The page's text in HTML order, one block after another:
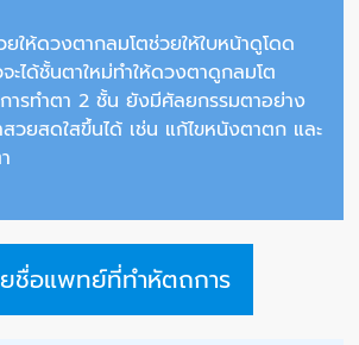
ให้ดวงตากลมโตช่วยให้ใบหน้าดูโดด
ะได้ชั้นตาใหม่ทำให้ดวงตาดูกลมโต
ารทำตา 2 ชั้น ยังมีศัลยกรรมตาอย่าง
วยสดใสขึ้นได้ เช่น แก้ไขหนังตาตก และ
ชื่อแพทย์ที่ทำหัตถการ